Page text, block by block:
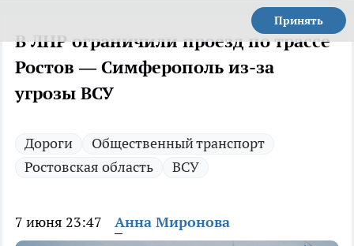
Принять
В ЛНР ограничили проезд по трассе
Ростов — Симферополь из-за
угрозы ВСУ
Дороги
Общественный транспорт
Ростовская область
ВСУ
7 июня 23:47 Анна Миронова